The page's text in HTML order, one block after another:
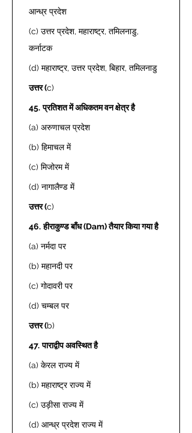
आन्ध्र प्रदेश
(c) उत्तर प्रदेश, महाराष्ट्र, तमिलनाडु,
कर्नाटक
(d) महाराष्ट्र, उत्तर प्रदेश, बिहार, तमिलनाडु
उत्तर (c)
45. प्रतिशत में अधिकतम वन क्षेत्र है
(a) अरुणाचल प्रदेश
(b) हिमाचल में
(c) मिजोरम में
(d) नागालैण्ड में
उत्तर (c)
46. हीराकुण्ड बाँध (Dam) तैयार किया गया है
(a) नर्मदा पर
(b) महानदी पर
(c) गोदावरी पर
(d) चम्बल पर
उत्तर (b)
47. पाराद्वीप अवस्थित है
(a) केरल राज्य में
(b) महाराष्ट्र राज्य में
(c) उड़ीसा राज्य में
(d) आन्ध्र प्रदेश राज्य में